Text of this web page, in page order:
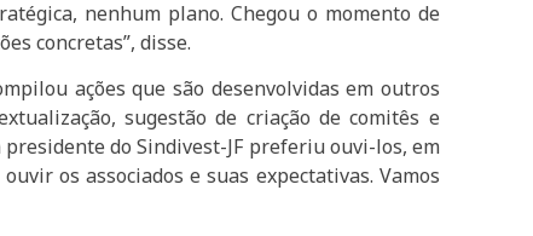
nenhum plano. Chegou o momento de
concretas”, disse.
ações que são desenvolvidas em outros
sugestão de criação de comitês e
do Sindivest-JF preferiu ouvi-los, em
os associados e suas expectativas. Vamos